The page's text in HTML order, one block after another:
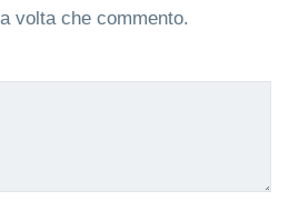
volta che commento.